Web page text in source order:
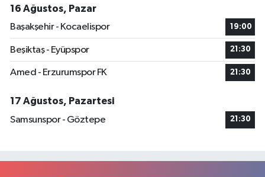
16 Ağustos, Pazar
Başakşehir - Kocaelispor
19:00
Beşiktaş - Eyüpspor 21:30
Amed - Erzurumspor FK 21:30
17 Ağustos, Pazartesi
Samsunspor - Göztepe
21:30